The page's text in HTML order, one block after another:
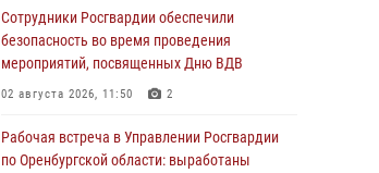
службу в Росгвардию и поступления в
ведомственные институты
30 июля 2026, 04:44
Дню Крещения Руси
28 июля 2026, 09:41 1
Сотрудники Росгвардии обеспечили
безопасность во время проведения
мероприятий, посвященных Дню ВДВ
02 августа 2026, 11:50 2
Рабочая встреча в Управлении Росгвардии
по Оренбургской области: выработаны